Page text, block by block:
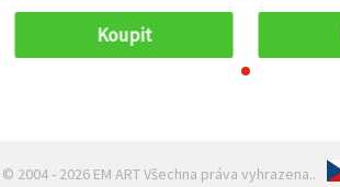
Koupit
© 2004 - 2026 EM ART Všechna práva vyhrazena..